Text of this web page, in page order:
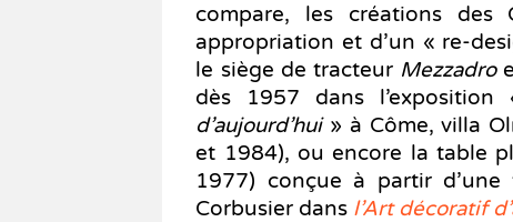
compare, les créations des
appropriation et d’un « re-
le siège de tracteurMezzadro
dès 1957 dans l’exposition
d’aujourd’hui» à Côme, villa
et 1984), ou encore la table
1977) conçue à partir
Corbusier dans l’Art décoratif